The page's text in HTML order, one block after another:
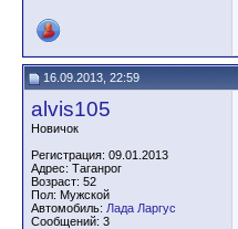
16.09.2013, 22:59
alvis105
Новичок
Регистрация: 09.01.2013
Адрес: Таганрог
Возраст: 52
Пол: Мужской
Автомобиль: Лада Ларгус
Сообщений: 3